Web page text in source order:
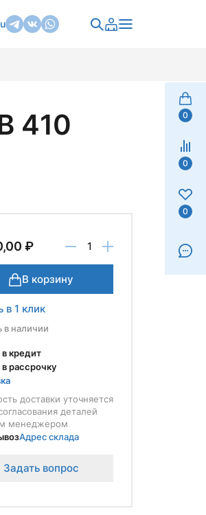
0
0
0
410
₽
В корзину
в 1 клик
в наличии
в кредит
в рассрочку
доставки уточняется
деталей
менеджером
Адрес склада
Задать вопрос